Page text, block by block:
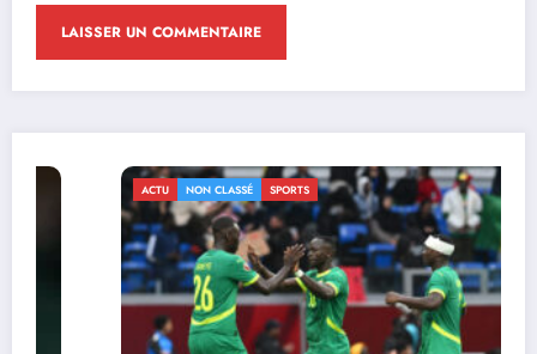
NON CLASSÉ SPORTS